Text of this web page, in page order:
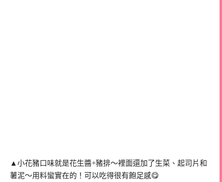
▲小花豬口味就是花生醬+豬排～裡面還加了生菜、起司片和
薯泥～用料蠻實在的！可以吃得很有飽足感😋